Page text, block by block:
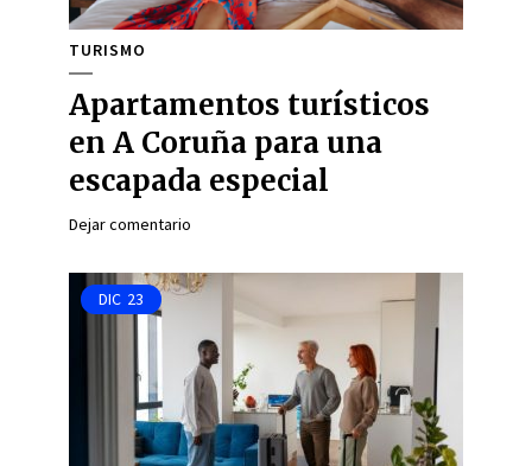
TURISMO
Apartamentos turísticos
en A Coruña para una
escapada especial
Dejar comentario
DIC 23